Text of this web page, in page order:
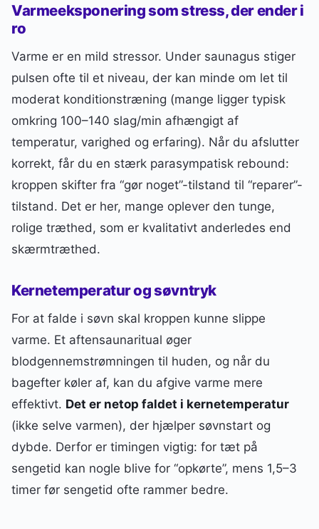
Varmeeksponering som stress, der ender i
ro
Varme er en mild stressor. Under saunagus stiger
pulsen ofte til et niveau, der kan minde om let til
moderat konditionstræning (mange ligger typisk
omkring 100–140 slag/min afhængigt af
temperatur, varighed og erfaring). Når du afslutter
korrekt, får du en stærk parasympatisk rebound:
kroppen skifter fra “gør noget”-tilstand til “reparer”-
tilstand. Det er her, mange oplever den tunge,
rolige træthed, som er kvalitativt anderledes end
skærmtræthed.
Kernetemperatur og søvntryk
For at falde i søvn skal kroppen kunne slippe
varme. Et aftensaunaritual øger
blodgennemstrømningen til huden, og når du
bagefter køler af, kan du afgive varme mere
effektivt. Det er netop faldet i kernetemperatur
(ikke selve varmen), der hjælper søvnstart og
dybde. Derfor er timingen vigtig: for tæt på
sengetid kan nogle blive for “opkørte”, mens 1,5–3
timer før sengetid ofte rammer bedre.